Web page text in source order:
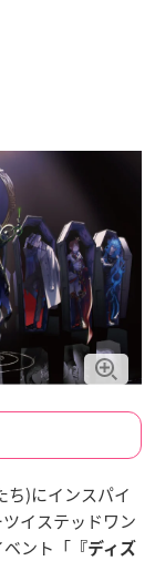
ち)にインスパイ
イステッドワン
ント「 『ディズ